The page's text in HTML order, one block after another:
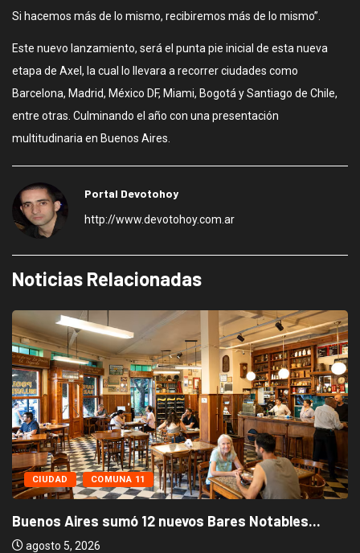
Si hacemos más de lo mismo, recibiremos más de lo mismo”.
Este nuevo lanzamiento, será el punta pie inicial de esta nueva
etapa de Axel, la cual lo llevara a recorrer ciudades como
Barcelona, Madrid, México DF, Miami, Bogotá y Santiago de Chile,
entre otras. Culminando el año con una presentación
multitudinaria en Buenos Aires.
Portal Devotohoy
http://www.devotohoy.com.ar
Noticias Relacionadas
CIUDAD COMUNA 11
Buenos Aires sumó 12 nuevos Bares Notables...
agosto 5, 2026